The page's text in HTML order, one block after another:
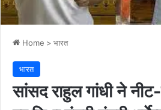
Home > भारत
भारत
सांसद राहुल गांधी ने